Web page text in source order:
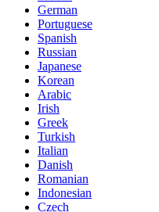
German
Portuguese
Spanish
Russian
Japanese
Korean
Arabic
Irish
Greek
Turkish
Italian
Danish
Romanian
Indonesian
Czech